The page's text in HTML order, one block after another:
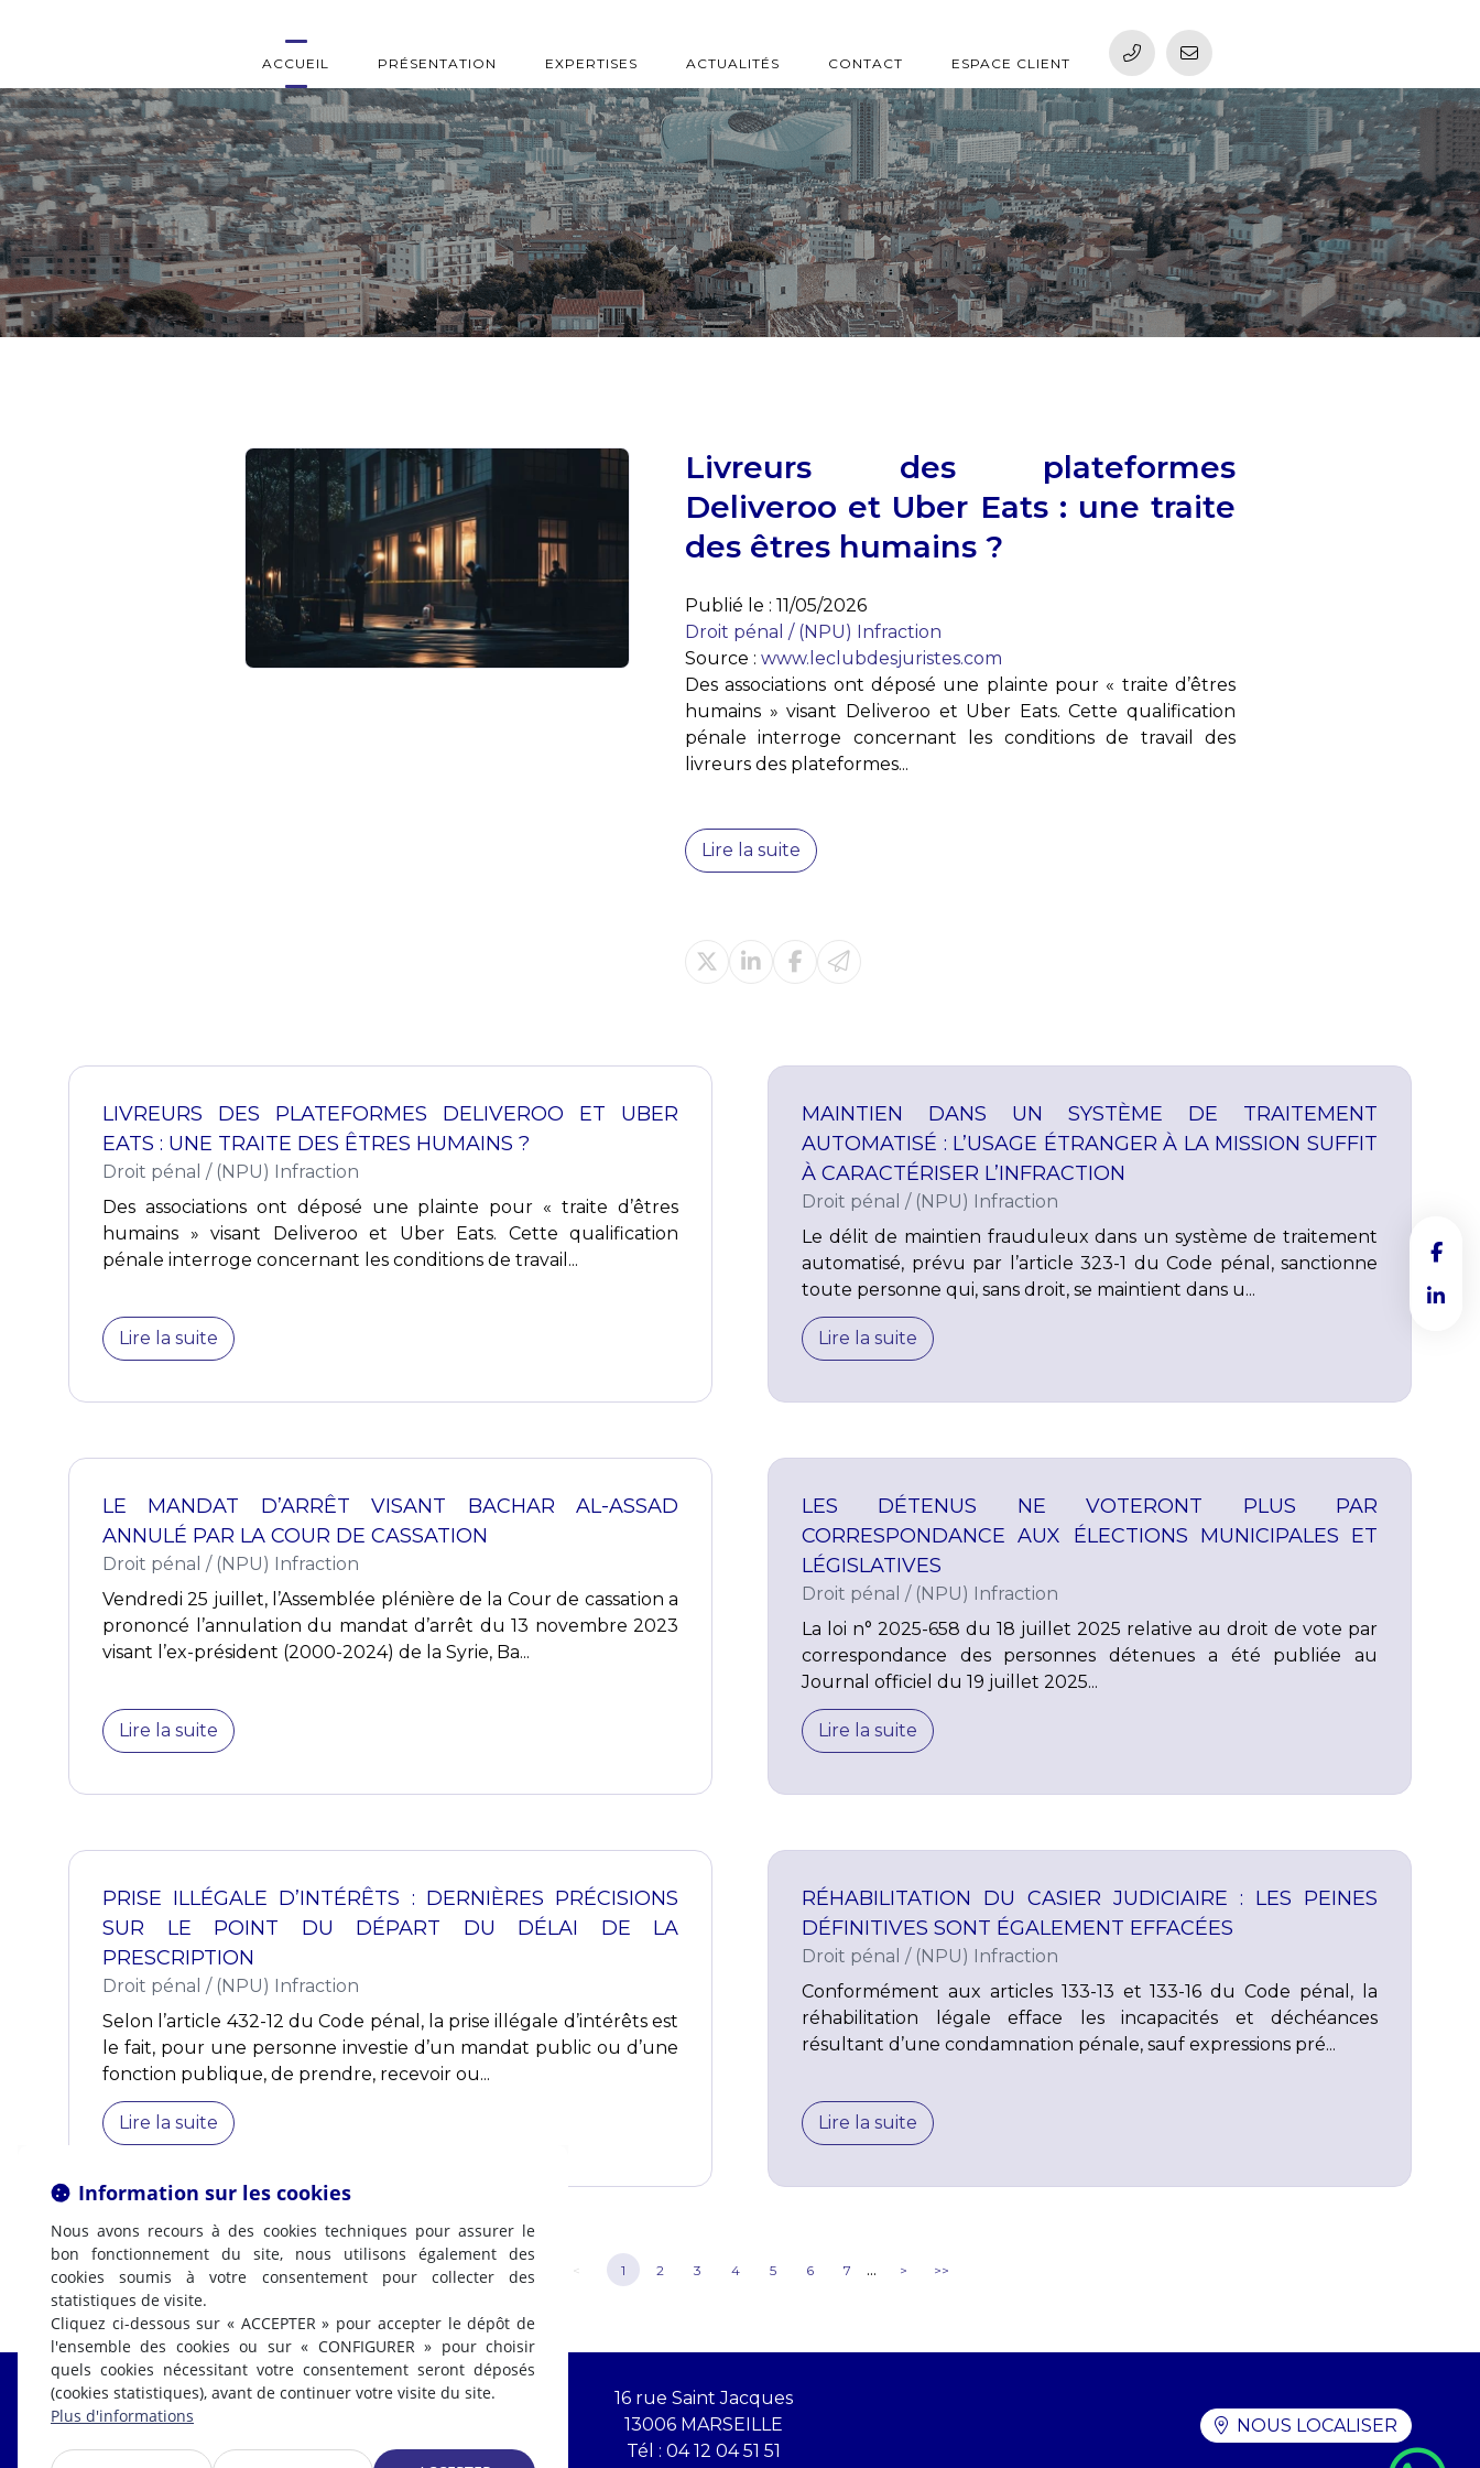
ACCUEIL PRÉSENTATION EXPERTISES ACTUALITÉS CONTACT ESPACE CLIENT
Livreurs des plateformes
Deliveroo et Uber Eats : une traite
des êtres humains ?
Publié le : 11/05/2026
Droit pénal / (NPU) Infraction
Source : www.leclubdesjuristes.com
Des associations ont déposé une plainte pour « traite d’êtres
humains » visant Deliveroo et Uber Eats. Cette qualification
pénale interroge concernant les conditions de travail des
livreurs des plateformes...
Lire la suite
LIVREURS DES PLATEFORMES DELIVEROO ET UBER
EATS : UNE TRAITE DES ÊTRES HUMAINS ?
Droit pénal / (NPU) Infraction
Des associations ont déposé une plainte pour « traite d’êtres
humains » visant Deliveroo et Uber Eats. Cette qualification
pénale interroge concernant les conditions de travail...
Lire la suite
MAINTIEN DANS UN SYSTÈME DE TRAITEMENT
AUTOMATISÉ : L’USAGE ÉTRANGER À LA MISSION SUFFIT
À CARACTÉRISER L’INFRACTION
Droit pénal / (NPU) Infraction
Le délit de maintien frauduleux dans un système de traitement
automatisé, prévu par l’article 323-1 du Code pénal, sanctionne
toute personne qui, sans droit, se maintient dans u...
Lire la suite
LE MANDAT D’ARRÊT VISANT BACHAR AL-ASSAD
ANNULÉ PAR LA COUR DE CASSATION
Droit pénal / (NPU) Infraction
Vendredi 25 juillet, l’Assemblée plénière de la Cour de cassation a
prononcé l’annulation du mandat d’arrêt du 13 novembre 2023
visant l’ex-président (2000-2024) de la Syrie, Ba...
Lire la suite
LES DÉTENUS NE VOTERONT PLUS PAR
CORRESPONDANCE AUX ÉLECTIONS MUNICIPALES ET
LÉGISLATIVES
Droit pénal / (NPU) Infraction
La loi n° 2025-658 du 18 juillet 2025 relative au droit de vote par
correspondance des personnes détenues a été publiée au
Journal officiel du 19 juillet 2025...
Lire la suite
PRISE ILLÉGALE D’INTÉRÊTS : DERNIÈRES PRÉCISIONS
SUR LE POINT DU DÉPART DU DÉLAI DE LA
PRESCRIPTION
Droit pénal / (NPU) Infraction
Selon l’article 432-12 du Code pénal, la prise illégale d’intérêts est
le fait, pour une personne investie d’un mandat public ou d’une
fonction publique, de prendre, recevoir ou...
Lire la suite
RÉHABILITATION DU CASIER JUDICIAIRE : LES PEINES
DÉFINITIVES SONT ÉGALEMENT EFFACÉES
Droit pénal / (NPU) Infraction
Conformément aux articles 133-13 et 133-16 du Code pénal, la
réhabilitation légale efface les incapacités et déchéances
résultant d’une condamnation pénale, sauf expressions pré...
Lire la suite
1 2 3 4 5 6 7 ... > >>
Fabrice LABI
16 rue Saint Jacques
13006 MARSEILLE
Tél : 04 12 04 51 51
NOUS LOCALISER
Information sur les cookies
Nous avons recours à des cookies techniques pour assurer le
bon fonctionnement du site, nous utilisons également des
cookies soumis à votre consentement pour collecter des
statistiques de visite.
Cliquez ci-dessous sur « ACCEPTER » pour accepter le dépôt de
l'ensemble des cookies ou sur « CONFIGURER » pour choisir
quels cookies nécessitant votre consentement seront déposés
(cookies statistiques), avant de continuer votre visite du site.
Plus d'informations